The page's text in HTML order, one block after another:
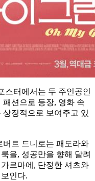
스터에서는 두 주인공인
션으로 등장, 영화 속
징적으로 보여주고 있
버트 드니로는 패도라와
을, 성공만을 향해 달려
르마에, 단정한 셔츠와
인다.